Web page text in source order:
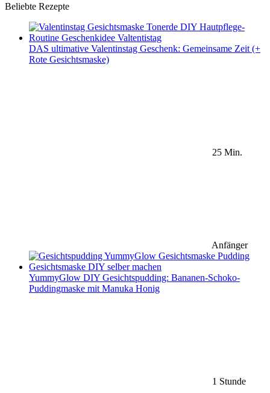
Beliebte Rezepte
DAS ultimative Valentinstag Geschenk: Gemeinsame Zeit (+
Rote Gesichtsmaske)
25 Min.
Anfänger
YummyGlow DIY Gesichtspudding: Bananen-Schoko-
Puddingmaske mit Manuka Honig
1 Stunde